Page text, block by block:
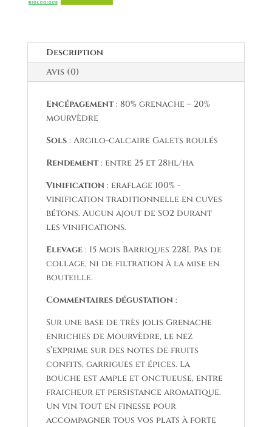
2023
Description
Avis (0)
Encépagement: 80% grenache – 20%
mourvèdre
Sols: Argilo-calcaire Galets roulés
Rendement: entre 25 et 28hl/ha
Vinification : eraflage 100% -
vinification traditionnelle en cuves
bétons. Aucun ajout de SO2 durant
les vinifications.
Elevage: 15 mois Barriques 228L Pas de
collage, ni de filtration à la mise en
bouteille.
Commentaires dégustation :
Sur une base de très jolis Grenache
enrichies de Mourvèdre, le nez
s’exprime sur des notes de fruits
confits, garrigues et épices. La
bouche est ample et onctueuse, entre
fraicheur et persistance aromatique.
Un vin tout en finesse pour
accompagner tous vos plats à forte